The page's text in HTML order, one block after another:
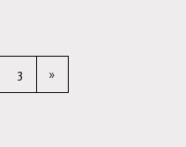
3 »